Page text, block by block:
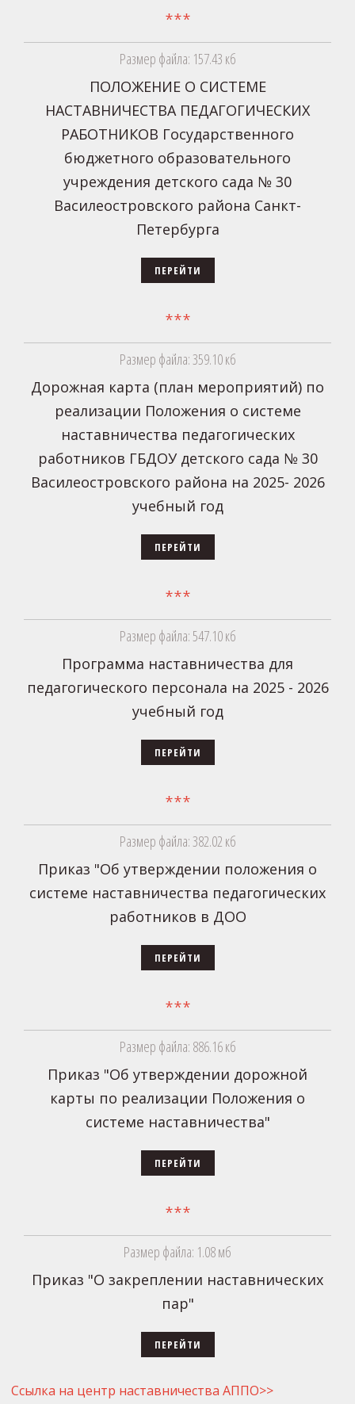
***
Размер файла: 157.43 кб
ПОЛОЖЕНИЕ О СИСТЕМЕ
НАСТАВНИЧЕСТВА ПЕДАГОГИЧЕСКИХ
РАБОТНИКОВ Государственного
бюджетного образовательного
учреждения детского сада № 30
Василеостровского района Санкт-
Петербурга
ПЕРЕЙТИ
***
Размер файла: 359.10 кб
Дорожная карта (план мероприятий) по
реализации Положения о системе
наставничества педагогических
работников ГБДОУ детского сада № 30
Василеостровского района на 2025- 2026
учебный год
ПЕРЕЙТИ
***
Размер файла: 547.10 кб
Программа наставничества для
педагогического персонала на 2025 - 2026
учебный год
ПЕРЕЙТИ
***
Размер файла: 382.02 кб
Приказ "Об утверждении положения о
системе наставничества педагогических
работников в ДОО
ПЕРЕЙТИ
***
Размер файла: 886.16 кб
Приказ "Об утверждении дорожной
карты по реализации Положения о
системе наставничества"
ПЕРЕЙТИ
***
Размер файла: 1.08 мб
Приказ "О закреплении наставнических
пар"
ПЕРЕЙТИ
Ссылка на центр наставничества АППО>>